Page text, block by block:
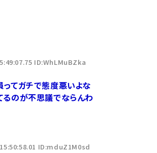
ID:WhLMuBZka
ってガチで態度悪いよな
るのが不思議でならんわ
ID:mduZ1M0sd